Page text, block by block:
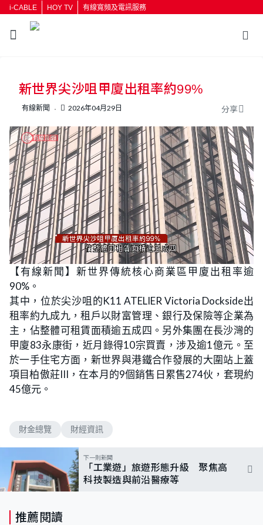
i-CABLE HOY TV 有線寬頻及電訊服務
按輸入鍵開始搜尋
新世界尖沙咀甲廈出租率約99%
有線新聞 2026年04月29日 分享
U
n
m
u
L
o
a
d
:
6
7
.
5
0
%
【有線新聞】新世界傳統核心商業區甲廈出租率逾
90%。
其中，位於尖沙咀的K11 ATELIER Victoria Dockside出
租率約九成九，租戶以財富管理、銀行及保險等企業為
主，佔整體可租賃面積逾五成四。另外集團在長沙灣的
甲廈83永康街，近月錄得10宗買賣，涉及逾1億元。至
於一手住宅方面，新世界與港鐵合作發展的大圍站上蓋
項目柏傲莊III，在本月的9個銷售日累售274伙，套現約
45億元。
財金總覽 財經資訊
下一則新聞
「工業遊」旅遊形態升級 聚焦高
科技製造與前沿醫療等
推薦閱讀